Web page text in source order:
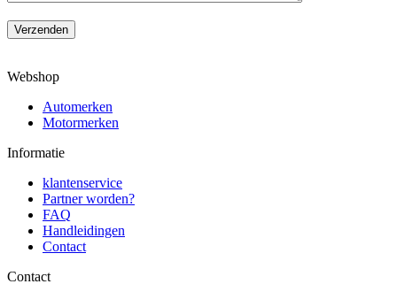
Verzenden
Webshop
Automerken
Motormerken
Informatie
klantenservice
Partner worden?
FAQ
Handleidingen
Contact
Contact